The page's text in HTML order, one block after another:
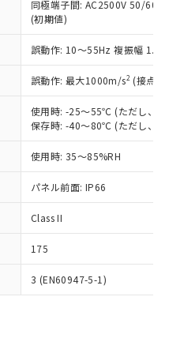
同極端子間: AC2500V 50/
(初期値)
誤動作: 10～55Hz 複振幅
誤動作: 最大1000m/s2 (接点
使用時: -25～55℃ (ただし、氷
保存時: -40～80℃ (ただし、氷
使用時: 35～85%RH
パネル前面: IP66
Class II
175
3 (EN60947-5-1)
び標準価格はお客
はお客様担当のオ
店・当社販売員に
売店や当社販売拠
ーク
」をご確認
価格結果を当社の
者に漏洩または開
品リスト作成サー
だくには、I-Web
されている必要が
イト上で当社にご
トについて、当社
用者が、当社の製
ビス(2-エチルヘキシ
以下、フタル酸ブチ
下、フタル酸ジブチル
ル酸ジイソブチル
よび制御機器に対する
ついては閾値を超える意
ています。
などにより、予定
ます。
ンロード
PBBs(ポリ臭化ビフェ
リ臭化ジフェニルエーテ
フタル酸ブチルベンジ
キシル)) : 1000ppm
質）のすべてが基
します。
下において有害物
境に深刻な影響を
ます。
社販売部門へお問
棄する場合は、完
講じます。
核兵器、ミサイ
兵器またはその他
製造装置等に一切
第三者に販売する
および3の内容を当
す。また当社は、
係わる関係者が違
がある場合は、取
ん。
庫あり
ないが在庫あり
の在庫状況につ
のお取引先、ま
のオムロン制御
社販売員にご確
また在庫状況の
いない機種